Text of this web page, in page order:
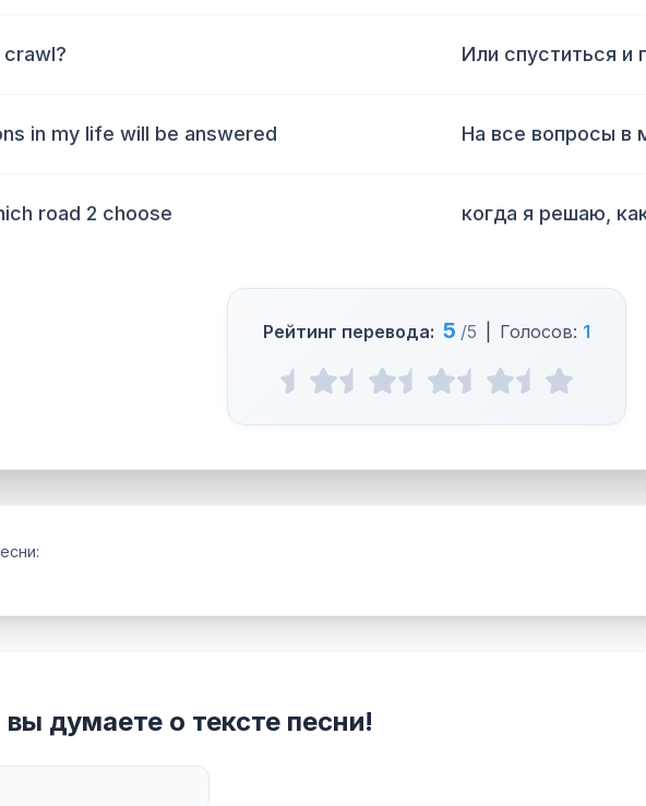
Или спуститься и
in my life will be answered На все вопросы в
road 2 choose когда я решаю,
Рейтинг перевода: 5 /5 Голосов: 1
думаете о тексте песни!